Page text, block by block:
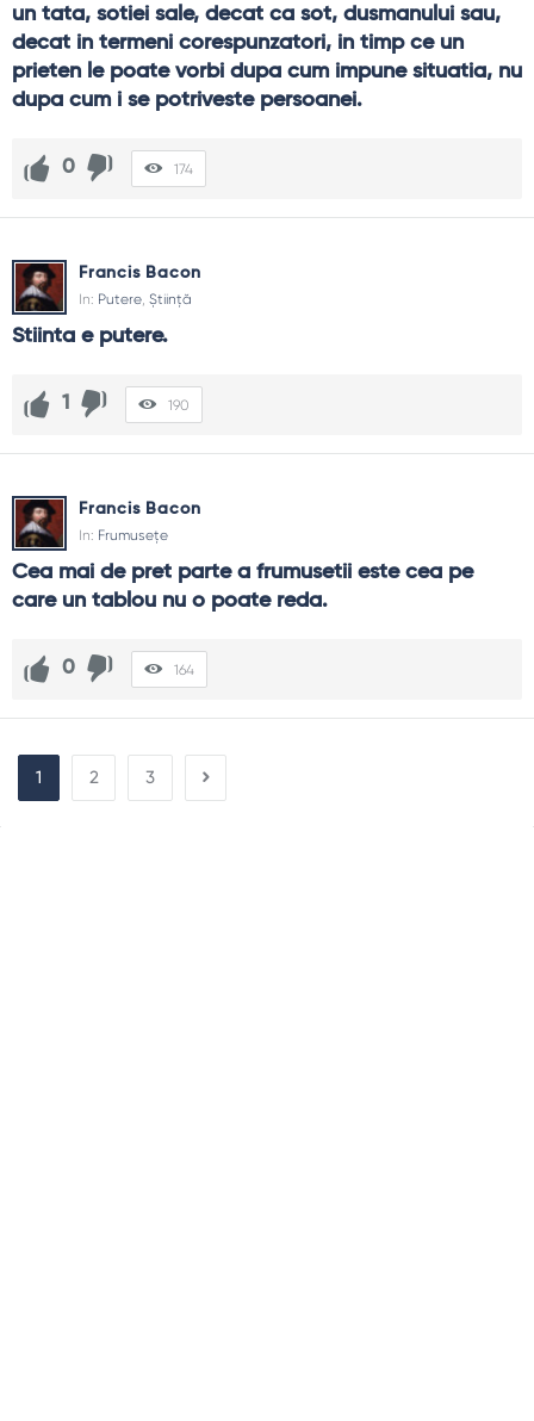
un tata, sotiei sale, decat ca sot, dusmanului sau,
decat in termeni corespunzatori, in timp ce un
prieten le poate vorbi dupa cum impune situatia, nu
dupa cum i se potriveste persoanei.
0 174
Francis Bacon
In: Putere, Știință
Stiinta e putere.
1 190
Francis Bacon
In: Frumusețe
Cea mai de pret parte a frumusetii este cea pe
care un tablou nu o poate reda.
0 164
1 2 3